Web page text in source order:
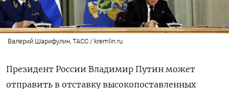
Валерий Шарифулин, ТАСС / kremlin.ru
Президент России Владимир Путин может
отправить в отставку высокопоставленных